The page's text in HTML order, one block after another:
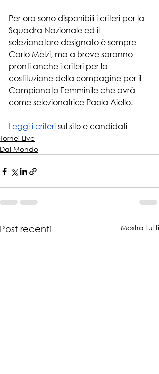
Per ora sono disponibili i criteri per la
Squadra Nazionale ed il
selezionatore designato è sempre
Carlo Melzi, ma a breve saranno
pronti anche i criteri per la
costituzione della compagine per il
Campionato Femminile che avrà
come selezionatrice Paola Aiello.
Leggi i criteri sul sito e candidati
Tornei Live
Dal Mondo
Post recenti Mostra tutti